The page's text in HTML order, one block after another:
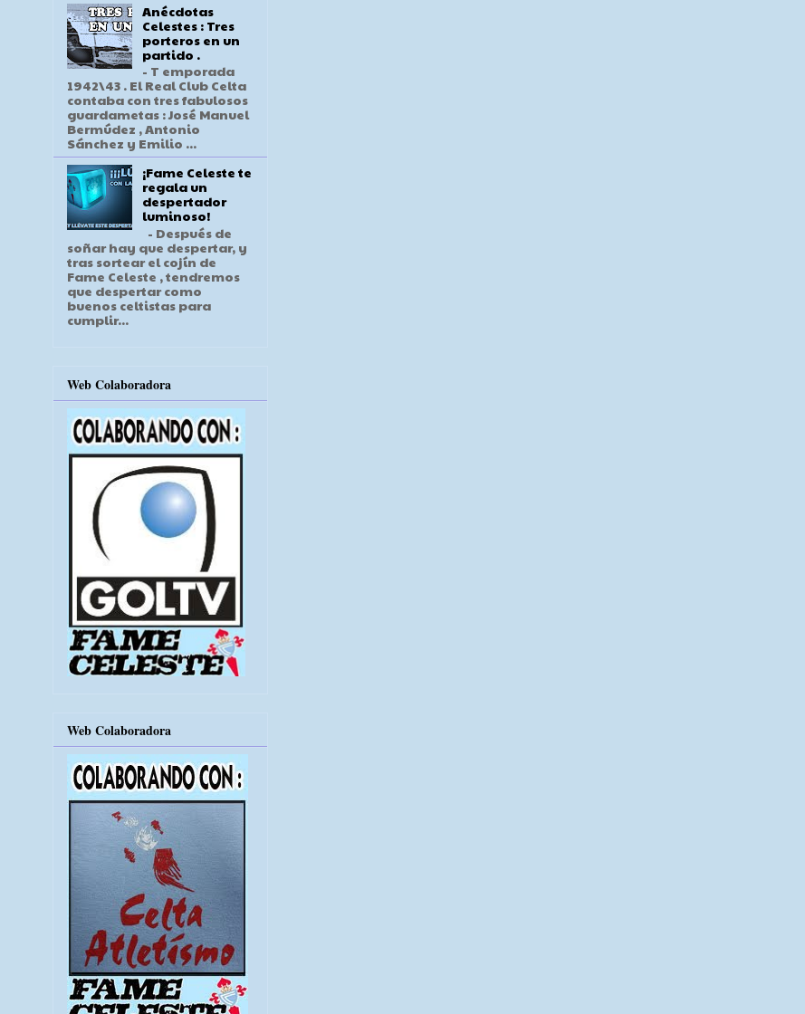
Anécdotas
Celestes : Tres
porteros en un
partido .
- T emporada
1942\43 . El Real Club Celta
contaba con tres fabulosos
guardametas : José Manuel
Bermúdez , Antonio
Sánchez y Emilio ...
¡Fame Celeste te
regala un
despertador
luminoso!
- Después de
soñar hay que despertar, y
tras sortear el cojín de
Fame Celeste , tendremos
que despertar como
buenos celtistas para
cumplir...
Web Colaboradora
Web Colaboradora